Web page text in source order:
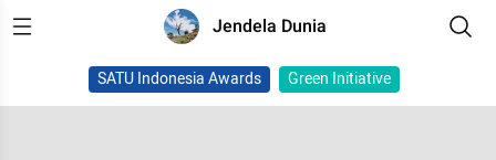
Jendela Dunia
SATU Indonesia Awards Green Initiative